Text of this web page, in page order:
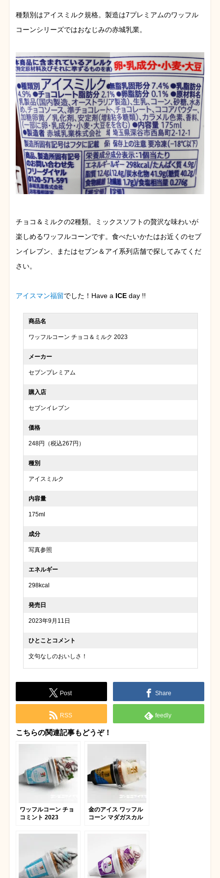
種類別はアイスミルク規格。製造は7プレミアムのワッフル
コーンシリーズではおなじみの赤城乳業。
チョコ＆ミルクの2種類。ミックスソフトの贅沢な味わいが
楽しめるワッフルコーンです。食べたいかたはお近くのセブ
ンイレブン、またはセブン＆アイ系列店舗で探してみてくだ
さい。
アイスマン福留でした！Have a ICE day !!
商品名
ワッフルコーン チョコ＆ミルク 2023
メーカー
セブンプレミアム
購入店
セブンイレブン
価格
248円（税込267円）
種別
アイスミルク
内容量
175ml
成分
写真参照
エネルギー
298kcal
発売日
2023年9月11日
ひとことコメント
文句なしのおいしさ！
Post Share
RSS feedly
こちらの関連記事もどうぞ！
ワッフルコーン チョ
コミント 2023
金のアイス ワッフル
コーン マダガスカル